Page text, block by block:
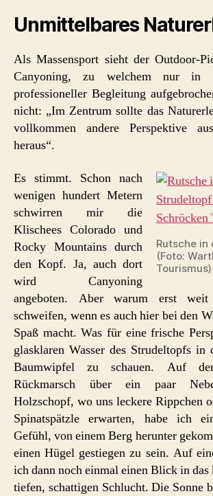
Unmittelbares
Als Massensport sieht der Outdoor-
Canyoning, zu welchem nur in
professioneller Begleitung
nicht: „Im Zentrum sollte das
vollkommen andere Perspektive
heraus“.
Rutsche
(Foto:
Tourismus)
Es stimmt. Schon nach
wenigen hundert Metern
schwirren mir die
Klischees Colorado und
Rocky Mountains durch
den Kopf. Ja, auch dort
wird Canyoning
angeboten. Aber warum erst
schweifen, wenn es auch hier bei den
Spaß macht. Was für eine frische
glasklaren Wasser des Strudeltopfs in
Baumwipfel zu schauen. Auf
Rückmarsch über ein paar
Holzschopf, wo uns leckere Rippchen
Spinatspätzle erwarten, habe ich
Gefühl, von einem Berg herunter
einen Hügel gestiegen zu sein. Auf
ich dann noch einmal einen Blick in das
tiefen, schattigen Schlucht. Die Sonne